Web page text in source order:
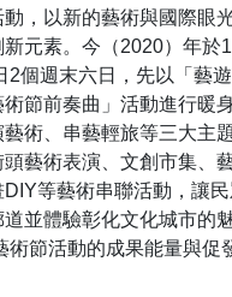
動，以新的藝術與國際眼
元素。今（2020）年於
2個週末六日，先以「藝
術節前奏曲」活動進行暖
術、串藝輕旅等三大主
頭藝術表演、文創市集、
DIY等藝術串聯活動，讓
道並體驗彰化文化城市的
術節活動的成果能量與促